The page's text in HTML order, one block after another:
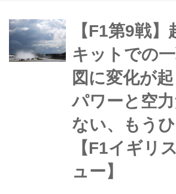
大の高低差を特長と
ら、技術的にもドラ
クの面でも非常に難
に...
【F1第9戦
キットでの
図に変化が起
パワーと空
ない、もう
【F1イギリ
ュー】